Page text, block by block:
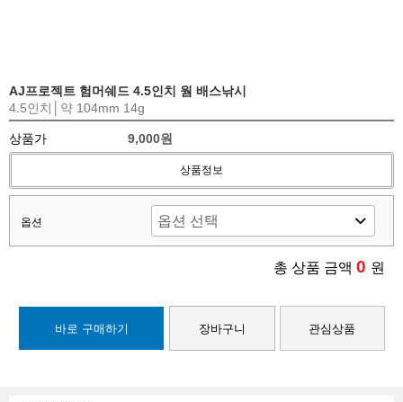
AJ프로젝트 험머쉐드 4.5인치 웜 배스낚시
4.5인치│약 104mm 14g
상품가 9,000원
상품정보
옵션
총 상품 금액 0 원
바로 구매하기 장바구니 관심상품